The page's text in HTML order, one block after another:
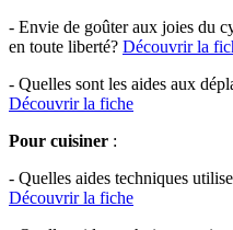
- Envie de goûter aux joies du
en toute liberté? Découvrir la
- Quelles sont les aides aux
Découvrir la fiche
Pour cuisiner :
- Quelles aides techniques
Découvrir la fiche